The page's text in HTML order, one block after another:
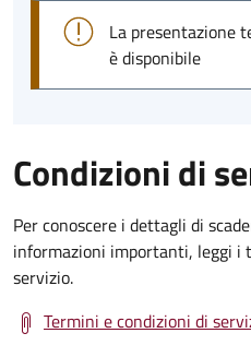
La presentazione
è disponibile
Condizioni di
Per conoscere i dettagli di
informazioni importanti, leggi i
servizio.
Termini e condizioni di